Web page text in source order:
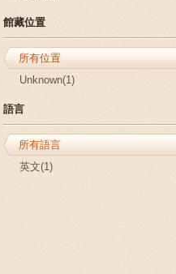
館藏位置
所有位置
Unknown(1)
語言
所有語言
英文(1)